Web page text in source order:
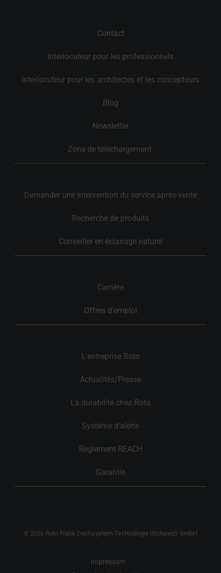
Contact
Interlocuteur pour les professionnels
Interlocuteur pour les architectes et les concepteurs
Blog
Newsletter
Zone de téléchargement
Demander une intervention du service après-vente
Recherche de produits
Conseiller en éclairage naturel
Carrière
Offres d'emploi
L'entreprise Roto
Actualités/Presse
La durabilité chez Roto
Système d'alerte
Règlement REACH
Garantie
© 2026 Roto Frank Dachsystem-Technologie (Schweiz) GmbH
Impressum